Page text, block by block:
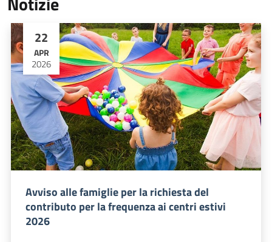
22
APR
2026
Avviso alle famiglie per la richiesta del
contributo per la frequenza ai centri estivi
2026